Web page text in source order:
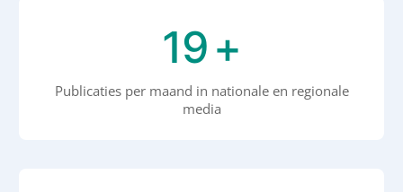
20+
Publicaties per maand in nationale en regionale
media